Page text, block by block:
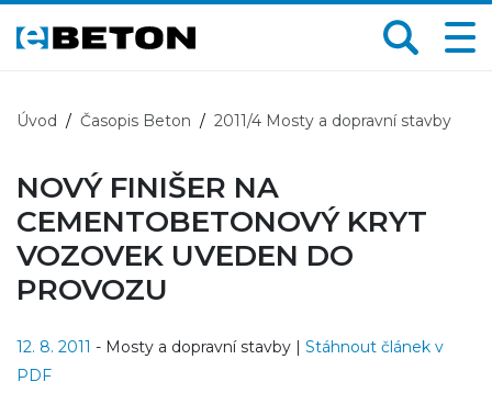
Úvod Časopis Beton 2011/4 Mosty a dopravní stavby
NOVÝ FINIŠER NA
CEMENTOBETONOVÝ KRYT
VOZOVEK UVEDEN DO
PROVOZU
12. 8. 2011 - Mosty a dopravní stavby | Stáhnout článek v
PDF